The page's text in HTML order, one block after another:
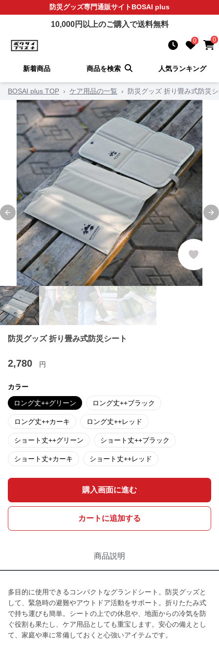
防災グッズ専門通販サイトBOSAI plus
10,000円以上のご購入で送料無料
0 0
新着商品 商品を検索 人気ランキング
BOSAI plus TOP › ケア用品の一覧 › 防災グッズ 折り畳み式防災
Previous slide
防災グッズ 折り畳み式防災シート
2,780 円
カラー
ロング丈++グリーン ロング丈++ブラック
ロング丈++カーキ ロング丈++レッド
ショート丈++グリーン ショート丈++ブラック
ショート丈+カーキ ショート丈++レッド
購入画面に進む
カートに追加する
商品説明
多目的に使用できるコンパクトなグランドシート。防災グッズと
して、緊急時の避難やアウトドア活動をサポート。折りたたみ式
で持ち運びも簡単。シートの上での休息や、地面からの冷気を防
ぐ役割も果たし、ケア用品としても重宝します。安心の備えとし
て、家庭や車に常備しておくと心強いアイテムです。